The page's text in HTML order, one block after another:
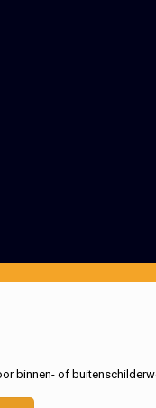
binnen- of